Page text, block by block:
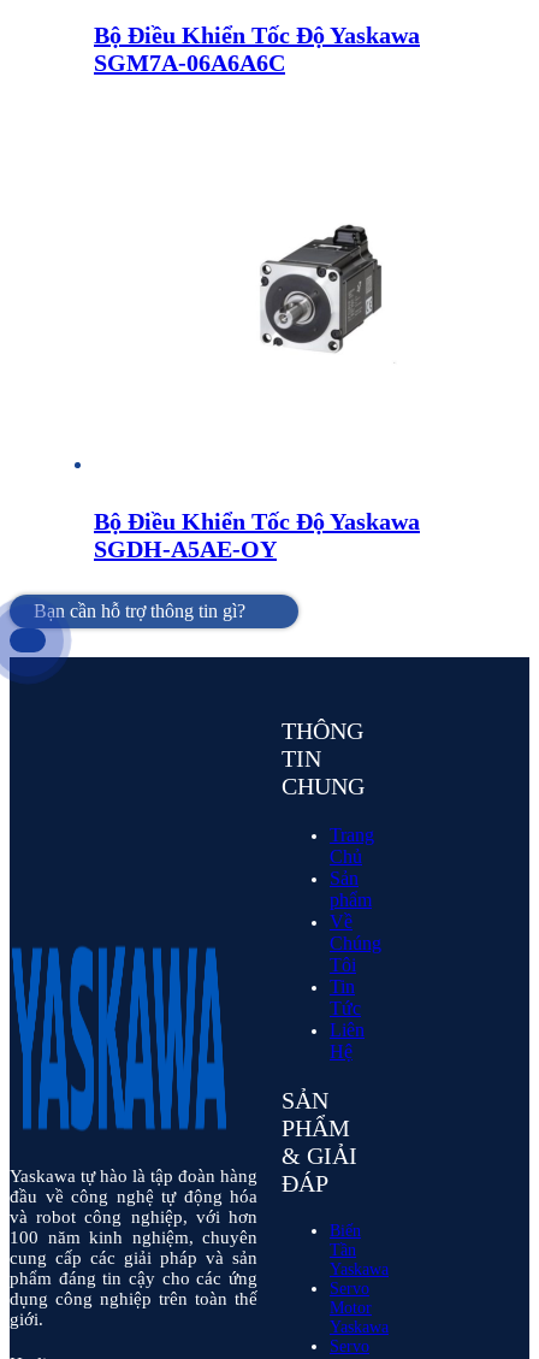
Bộ Điều Khiển Tốc Độ Yaskawa
SGM7A-06A6A6C
Bộ Điều Khiển Tốc Độ Yaskawa
SGDH-A5AE-OY
Bạn cần hỗ trợ thông tin gì?
Yaskawa tự hào là tập đoàn hàng
đầu về công nghệ tự động hóa
và robot công nghiệp, với hơn
100 năm kinh nghiệm, chuyên
cung cấp các giải pháp và sản
phẩm đáng tin cậy cho các ứng
dụng công nghiệp trên toàn thế
giới.
THÔNG
TIN
CHUNG
Trang
Chủ
Sản
phẩm
Về
Chúng
Tôi
Tin
Tức
Liên
Hệ
SẢN
PHẨM
& GIẢI
ĐÁP
Biến
Tần
Yaskawa
Servo
Motor
Yaskawa
Servo